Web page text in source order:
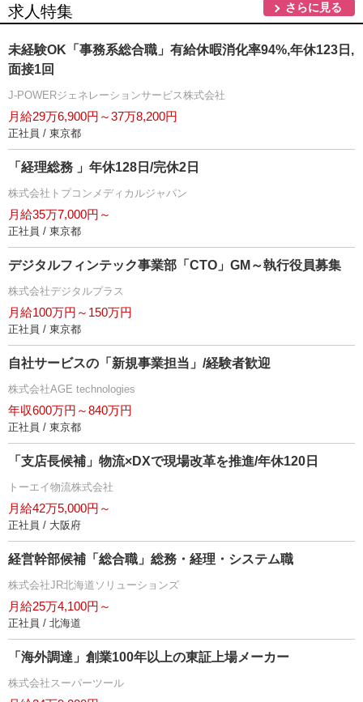
求人特集 さらに見る
未経験OK「事務系総合職」有給休暇消化率94%,年休123日,
面接1回
J-POWERジェネレーションサービス株式会社
月給29万6,900円～37万8,200円
正社員 / 東京都
「経理総務 」年休128日/完休2日
株式会社トプコンメディカルジャパン
月給35万7,000円～
正社員 / 東京都
デジタルフィンテック事業部「CTO」GM～執行役員募集
株式会社デジタルプラス
月給100万円～150万円
正社員 / 東京都
自社サービスの「新規事業担当」/経験者歓迎
株式会社AGE technologies
年収600万円～840万円
正社員 / 東京都
「支店長候補」物流×DXで現場改革を推進/年休120日
トーエイ物流株式会社
月給42万5,000円～
正社員 / 大阪府
経営幹部候補「総合職」総務・経理・システム職
株式会社JR北海道ソリューションズ
月給25万4,100円～
正社員 / 北海道
「海外調達」創業100年以上の東証上場メーカー
株式会社スーパーツール